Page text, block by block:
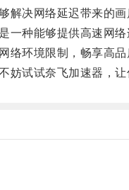
决网络延迟带来的画
种能够提供高速网络
环境限制，畅享高品
试试奈飞加速器，让